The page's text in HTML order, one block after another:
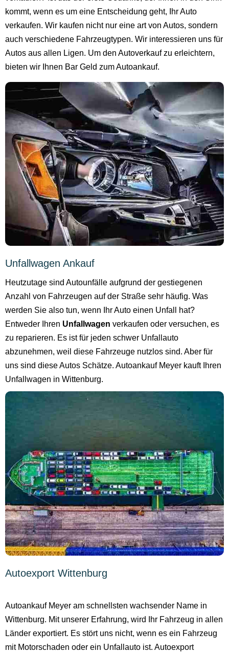
kommt, wenn es um eine Entscheidung geht, Ihr Auto
verkaufen. Wir kaufen nicht nur eine art von Autos, sondern
auch verschiedene Fahrzeugtypen. Wir interessieren uns für
Autos aus allen Ligen. Um den Autoverkauf zu erleichtern,
bieten wir Ihnen Bar Geld zum Autoankauf.
Unfallwagen Ankauf
Heutzutage sind Autounfälle aufgrund der gestiegenen
Anzahl von Fahrzeugen auf der Straße sehr häufig. Was
werden Sie also tun, wenn Ihr Auto einen Unfall hat?
Entweder Ihren Unfallwagen verkaufen oder versuchen, es
zu reparieren. Es ist für jeden schwer Unfallauto
abzunehmen, weil diese Fahrzeuge nutzlos sind. Aber für
uns sind diese Autos Schätze. Autoankauf Meyer kauft Ihren
Unfallwagen in Wittenburg.
Autoexport Wittenburg
Autoankauf Meyer am schnellsten wachsender Name in
Wittenburg. Mit unserer Erfahrung, wird Ihr Fahrzeug in allen
Länder exportiert. Es stört uns nicht, wenn es ein Fahrzeug
mit Motorschaden oder ein Unfallauto ist. Autoexport